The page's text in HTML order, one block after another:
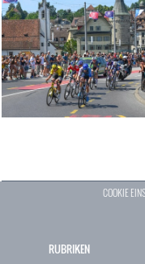
COOKIE
RUBRIKEN